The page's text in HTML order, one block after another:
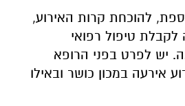
להוכחת קרות האירוע,
לקבלת טיפול רפואי
יש לפרט בפני הרופא
אירעה במכון כושר ובאילו